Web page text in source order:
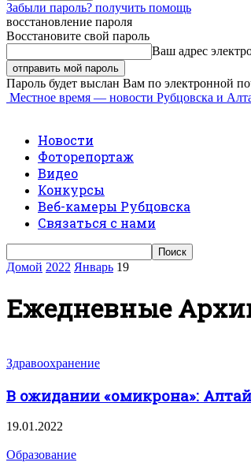
Забыли пароль? получить помощь
восстановление пароля
Восстановите свой пароль
Ваш адрес
Пароль будет выслан Вам по электронной
Местное время — новости Рубцовска и
Новости
Фоторепортаж
Видео
Конкурсы
Веб-камеры Рубцовска
Связаться с нами
Домой 2022 Январь 19
Ежедневные
Здравоохранение
В ожидании «омикрона»:
19.01.2022
Образование